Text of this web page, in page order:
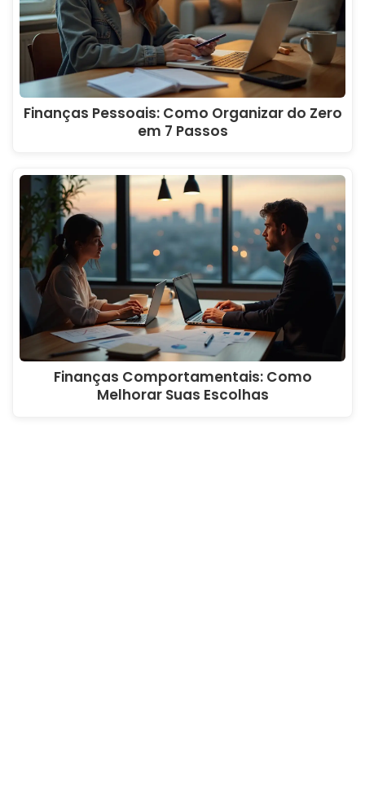
Finanças Pessoais: Como Organizar do Zero
em 7 Passos
Finanças Comportamentais: Como
Melhorar Suas Escolhas